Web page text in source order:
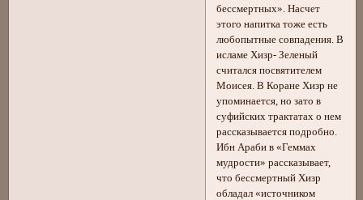
бессмертных». Насчет
этого напитка тоже есть
любопытные совпадения. В
исламе Хизр- Зеленый
считался посвятителем
Моисея. В Коране Хизр не
упоминается, но зато в
суфийских трактатах о нем
рассказывается подробно.
Ибн Араби в «Геммах
мудрости» рассказывает,
что бессмертный Хизр
обладал «источником